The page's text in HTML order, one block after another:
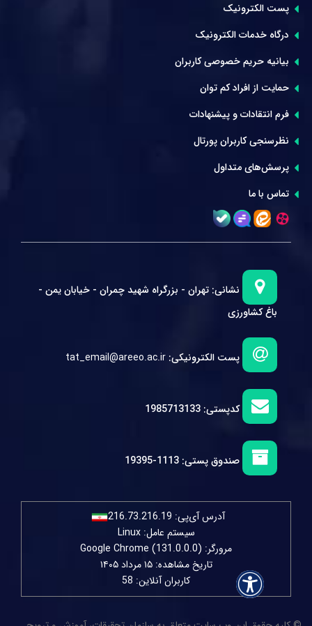
پست الکترونیک
درگاه خدمات الکترونیک
بیانیه حریم خصوصی کاربران
حمایت از افراد کم توان
فرم انتقادات و پیشنهادات
نظرسنجی کاربران پورتال
پرسش‌های متداول
تماس با ما
نشانی: تهران - بزرگراه شهید چمران - خیابان یمن -
باغ کشاورزی
پست الکترونیکی: tat_email@areeo.ac.ir
کدپستی: 1985713133
صندوق پستی: 1113-19395
آدرس آی‌پی: 216.73.216.19
سیستم عامل: Linux
مرورگر: Google Chrome (131.0.0.0)
تاریخ مشاهده: ۱۵ مرداد ۱۴۰۵
کاربران آنلاین: 58